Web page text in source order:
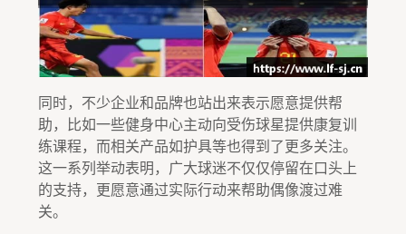
同时，不少企业和品牌也站出来表示愿意提供帮
助，比如一些健身中心主动向受伤球星提供康复训
练课程，而相关产品如护具等也得到了更多关注。
这一系列举动表明，广大球迷不仅仅停留在口头上
的支持，更愿意通过实际行动来帮助偶像渡过难
关。